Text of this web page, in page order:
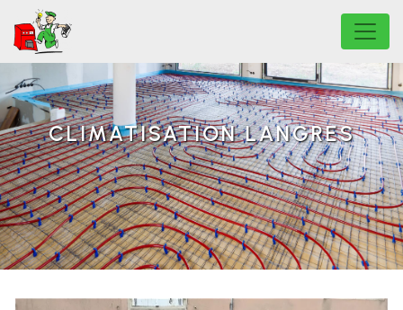
Panneau de gestion des cookies
CLIMATISATION LANGRES